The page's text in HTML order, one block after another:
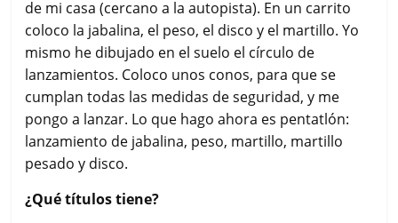
de mi casa (cercano a la autopista). En un carrito
coloco la jabalina, el peso, el disco y el martillo. Yo
mismo he dibujado en el suelo el círculo de
lanzamientos. Coloco unos conos, para que se
cumplan todas las medidas de seguridad, y me
pongo a lanzar. Lo que hago ahora es pentatlón:
lanzamiento de jabalina, peso, martillo, martillo
pesado y disco.
¿Qué títulos tiene?